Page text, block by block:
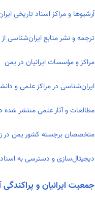
آرشیوها و مراکز اسناد تاریخی
ترجمه و نشر منابع ایران‌شناسی
مراکز و مؤسسات ایرانیان در یمن
ایران‌شناسی در مراکز علمی و
مطالعات و آثار علمی منتشر شده
متخصصان برجسته کشور یمن در
دیجیتال‌سازی و دسترسی به
جمعیت ایرانیان و